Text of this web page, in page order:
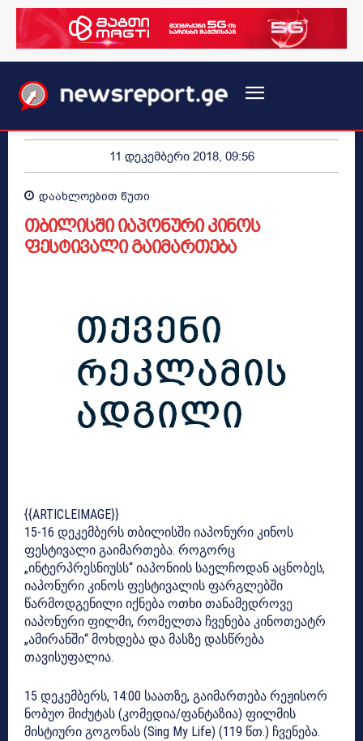
11 დეკემბერი 2018, 09:56
დაახლოებით წუთი
თბილისში იაპონური კინოს
ფესტივალი გაიმართება
{{ARTICLEIMAGE}}
15-16 დეკემბერს თბილისში იაპონური კინოს
ფესტივალი გაიმართება. როგორც
„ინტერპრესნიუსს“ იაპონიის საელჩოდან აცნობეს,
იაპონური კინოს ფესტივალის ფარგლებში
წარმოდგენილი იქნება ოთხი თანამედროვე
იაპონური ფილმი, რომელთა ჩვენება კინოთეატრ
„ამირანში“ მოხდება და მასზე დასწრება
თავისუფალია.
15 დეკემბერს, 14:00 საათზე, გაიმართება რეჟისორ
ნობუო მიძუტას (კომედია/ფანტაზია) ფილმის
მისტიური გოგონას (Sing My Life) (119 წთ.) ჩვენება.